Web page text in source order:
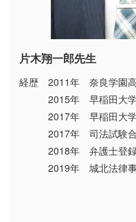
片木翔一郎先生
経歴 2011年 奈良学園
2015年 早稲田大学
2017年 早稲田大学
2017年 司法試験
2018年 弁護士登
2019年 城北法律事